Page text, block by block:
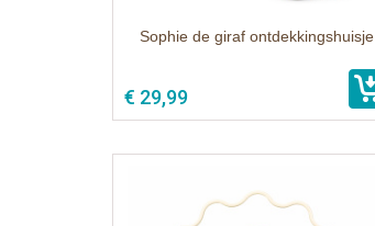
Sophie de giraf ontdekkingshuisje
€ 29,99